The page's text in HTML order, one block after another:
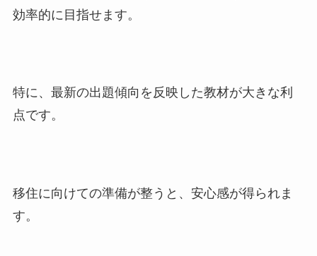
効率的に目指せます。
特に、最新の出題傾向を反映した教材が大きな利
点です。
移住に向けての準備が整うと、安心感が得られま
す。